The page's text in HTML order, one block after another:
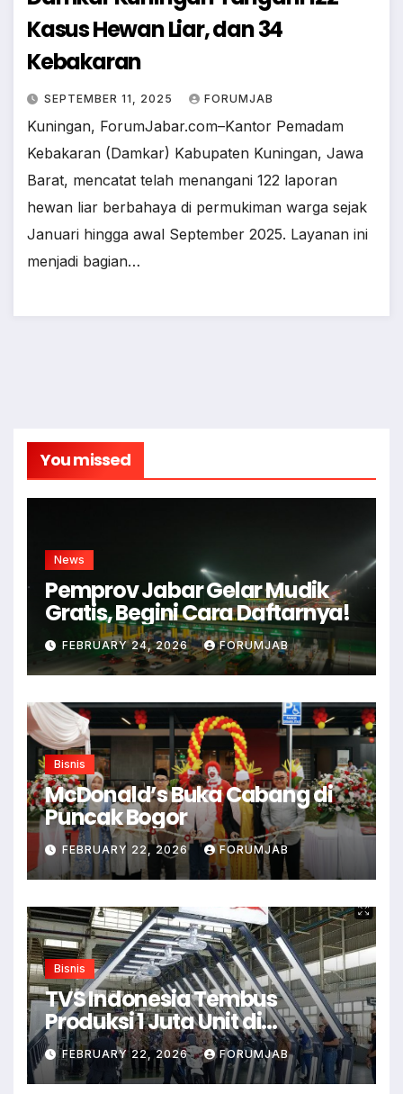
Kasus Hewan Liar, dan 34
Kebakaran
SEPTEMBER 11, 2025 FORUMJAB
Kuningan, ForumJabar.com–Kantor Pemadam
Kebakaran (Damkar) Kabupaten Kuningan, Jawa
Barat, mencatat telah menangani 122 laporan
hewan liar berbahaya di permukiman warga sejak
Januari hingga awal September 2025. Layanan ini
menjadi bagian…
You missed
News
Pemprov Jabar Gelar Mudik
Gratis, Begini Cara Daftarnya!
FEBRUARY 24, 2026 FORUMJAB
Bisnis
McDonald’s Buka Cabang di
Puncak Bogor
FEBRUARY 22, 2026 FORUMJAB
Bisnis
TVS Indonesia Tembus
Produksi 1 Juta Unit di
Karawang
FEBRUARY 22, 2026 FORUMJAB